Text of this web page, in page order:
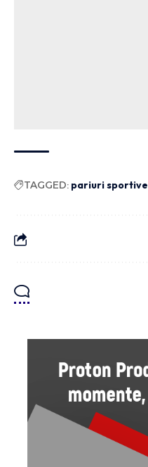
TAGGED: pariuri sportive